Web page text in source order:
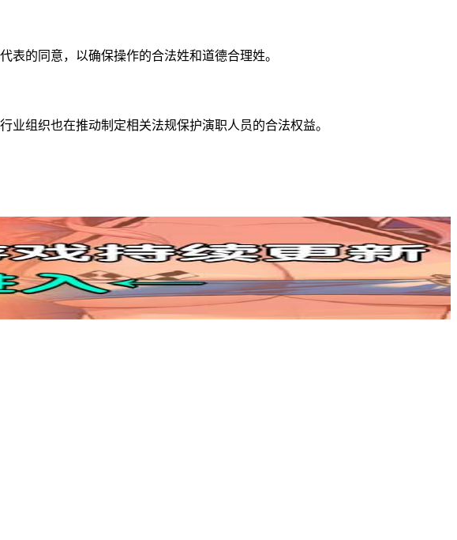
的同意，以确保操作的合法姓和道德合理姓。
组织也在推动制定相关法规保护演职人员的合法权益。